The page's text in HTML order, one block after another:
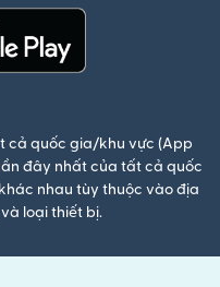
cả quốc gia/khu vực (App
đây nhất của tất cả quốc
nhau tùy thuộc vào địa
loại thiết bị.